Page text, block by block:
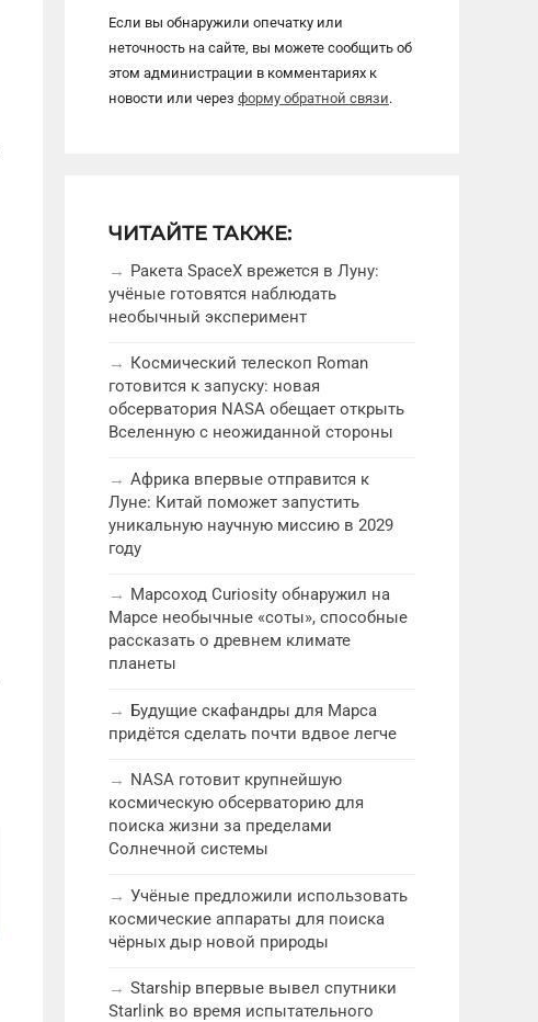
Если вы обнаружили опечатку или
неточность на сайте, вы можете сообщить об
этом администрации в комментариях к
новости или через форму обратной связи.
ЧИТАЙТЕ ТАКЖЕ:
Ракета SpaceX врежется в Луну:
учёные готовятся наблюдать
необычный эксперимент
Космический телескоп Roman
готовится к запуску: новая
обсерватория NASA обещает открыть
Вселенную с неожиданной стороны
Африка впервые отправится к
Луне: Китай поможет запустить
уникальную научную миссию в 2029
году
Марсоход Curiosity обнаружил на
Марсе необычные «соты», способные
рассказать о древнем климате
планеты
Будущие скафандры для Марса
придётся сделать почти вдвое легче
NASA готовит крупнейшую
космическую обсерваторию для
поиска жизни за пределами
Солнечной системы
Учёные предложили использовать
космические аппараты для поиска
чёрных дыр новой природы
Starship впервые вывел спутники
Starlink во время испытательного